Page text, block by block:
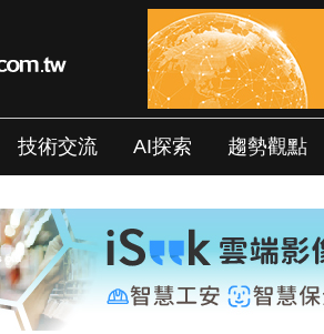
技術交流 AI探索 趨勢觀點